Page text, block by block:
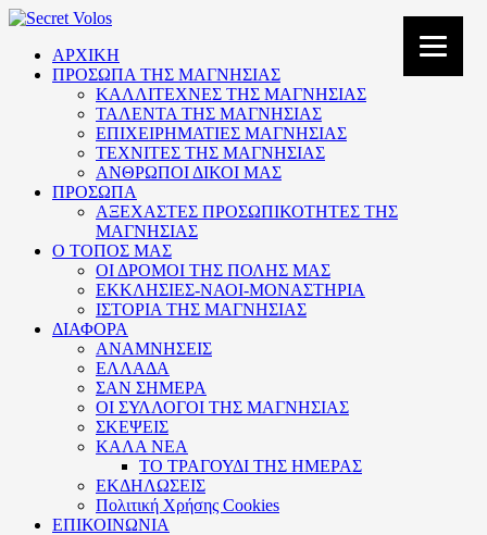
ΑΡΧΙΚΗ
ΠΡΟΣΩΠΑ ΤΗΣ ΜΑΓΝΗΣΙΑΣ
ΚΑΛΛΙΤΕΧΝΕΣ ΤΗΣ ΜΑΓΝΗΣΙΑΣ
ΤΑΛΕΝΤΑ ΤΗΣ ΜΑΓΝΗΣΙΑΣ
ΕΠΙΧΕΙΡΗΜΑΤΙΕΣ ΜΑΓΝΗΣΙΑΣ
ΤΕΧΝΙΤΕΣ ΤΗΣ ΜΑΓΝΗΣΙΑΣ
ΑΝΘΡΩΠΟΙ ΔΙΚΟΙ ΜΑΣ
ΠΡΟΣΩΠΑ
ΑΞΕΧΑΣΤΕΣ ΠΡΟΣΩΠΙΚΟΤΗΤΕΣ ΤΗΣ
ΜΑΓΝΗΣΙΑΣ
Ο ΤΟΠΟΣ ΜΑΣ
ΟΙ ΔΡΟΜΟΙ ΤΗΣ ΠΟΛΗΣ ΜΑΣ
ΕΚΚΛΗΣΙΕΣ-ΝΑΟΙ-ΜΟΝΑΣΤΗΡΙΑ
ΙΣΤΟΡΙΑ ΤΗΣ ΜΑΓΝΗΣΙΑΣ
ΔΙΑΦΟΡΑ
ΑΝΑΜΝΗΣΕΙΣ
ΕΛΛΑΔΑ
ΣΑΝ ΣΗΜΕΡΑ
ΟΙ ΣΥΛΛΟΓΟΙ ΤΗΣ ΜΑΓΝΗΣΙΑΣ
ΣΚΕΨΕΙΣ
ΚΑΛΑ ΝΕΑ
ΤΟ ΤΡΑΓΟΥΔΙ ΤΗΣ ΗΜΕΡΑΣ
ΕΚΔΗΛΩΣΕΙΣ
Πολιτική Xρήσης Cookies
ΕΠΙΚΟΙΝΩΝΙΑ